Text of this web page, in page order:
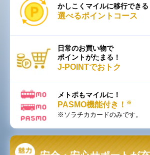
かしこくマイルに移行できる
選べるポイントコース
日常のお買い物で
ポイントがたまる！
J-POINTでおトク
メトポもマイルに！
PASMO機能付き！ ※
※ソラチカカードのみです。